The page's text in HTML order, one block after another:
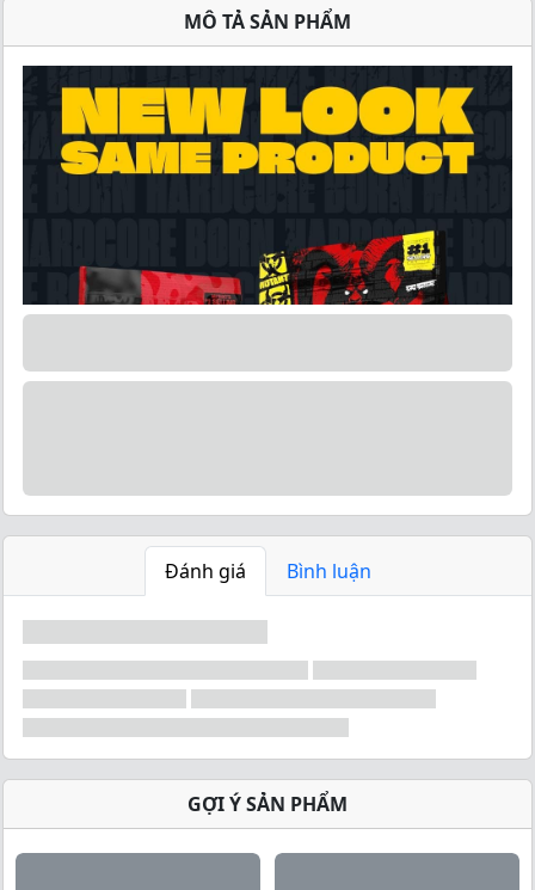
MÔ TẢ SẢN PHẨM
Đánh giá Bình luận
GỢI Ý SẢN PHẨM